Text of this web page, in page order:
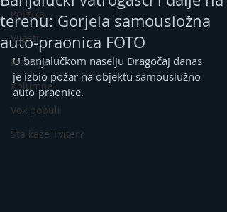
Politika
Vijesti
Intervju
Kolumna
Vox populi
Šta kaže Tviter?
terenu: Gorjela samousložna
auto-praonica FOTO
U banjalučkom naselju Dragočaj danas
je izbio požar na objektu samouslužno
auto-praonice.